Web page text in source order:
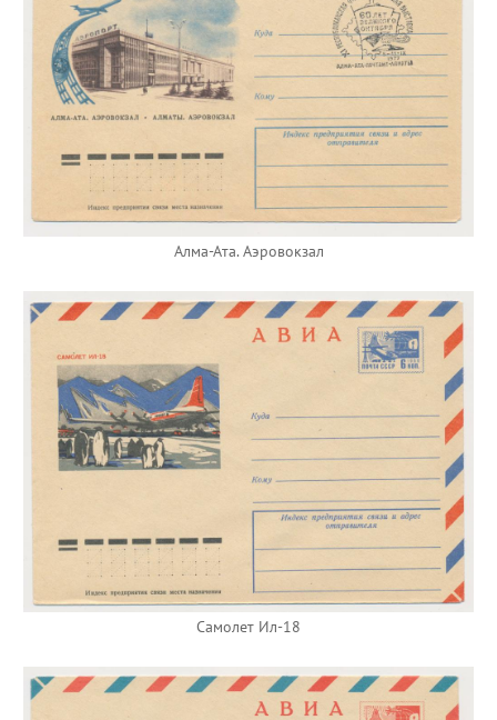
Алма-Ата. Аэровокзал
Самолет Ил-18